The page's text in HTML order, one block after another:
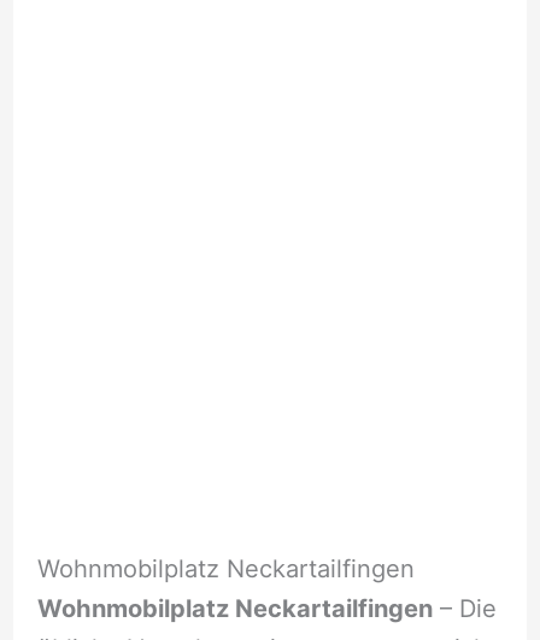
Wohnmobilplatz Neckartailfingen
Wohnmobilplatz Neckartailfingen– Die